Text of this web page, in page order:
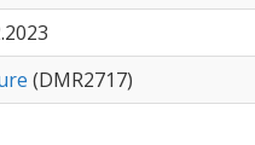
(DMR2717)